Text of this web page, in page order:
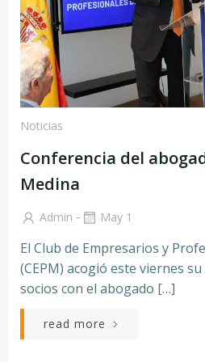
Noticias
Conferencia del
Medina
Admin - May 1
El Club de Empresarios y
(CEPM) acogió este viernes
socios con el abogado […]
read more